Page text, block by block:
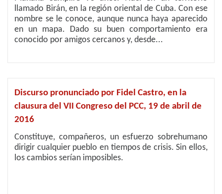
llamado Birán, en la región oriental de Cuba. Con ese
nombre se le conoce, aunque nunca haya aparecido
en un mapa. Dado su buen comportamiento era
conocido por amigos cercanos y, desde...
Discurso pronunciado por Fidel Castro, en la
clausura del VII Congreso del PCC, 19 de abril de
2016
Constituye, compañeros, un esfuerzo sobrehumano
dirigir cualquier pueblo en tiempos de crisis. Sin ellos,
los cambios serían imposibles.